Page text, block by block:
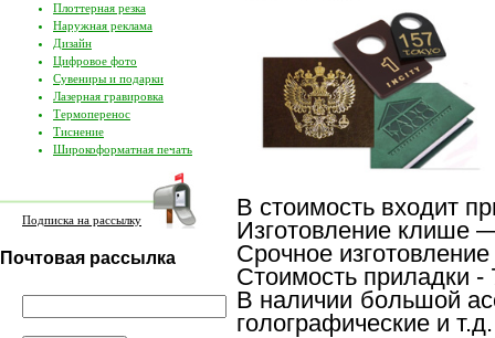
Плоттерная резка
Наружная реклама
Дизайн
Цифровое фото
Сувениры и подарки
Лазерная гравировка
Термоперенос
Тиснение
Широкоформатная печать
Подписка на рассылку
Почтовая рассылка
В стоимость входит
Изготовление клише
Срочное
Стоимость приладки -
В наличии большой
голографические и т.д.